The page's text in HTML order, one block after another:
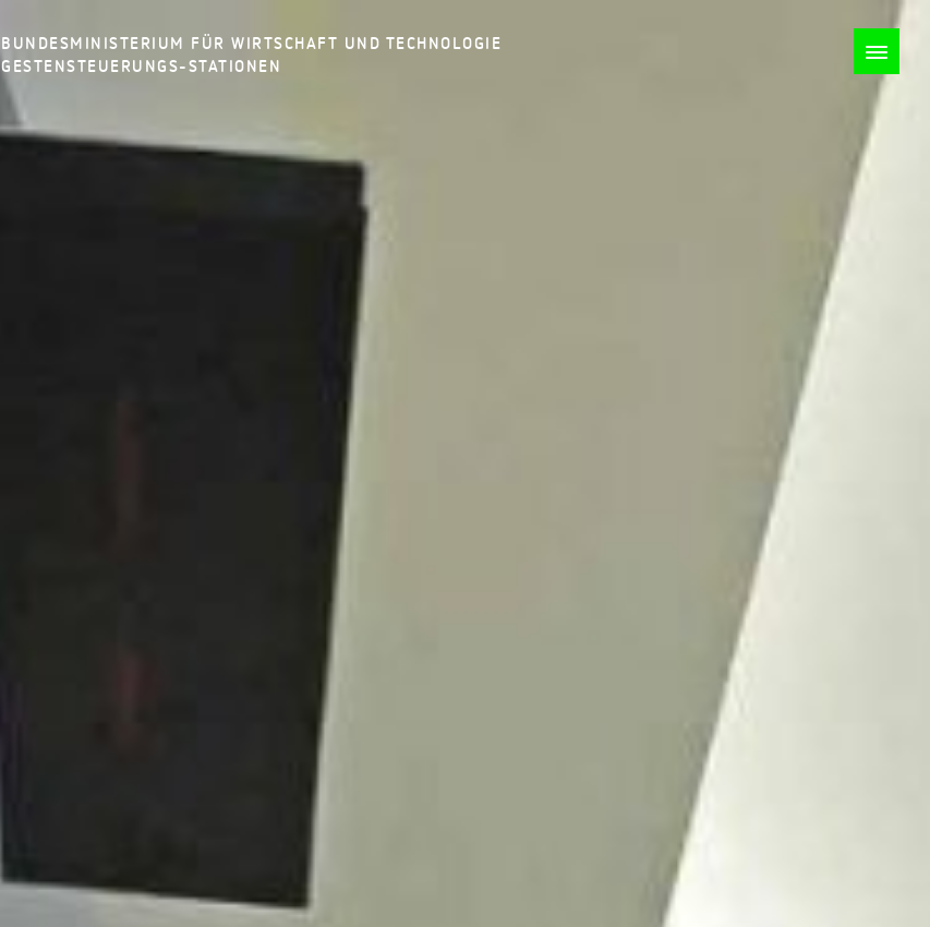
BUNDESMINISTERIUM FÜR WIRTSCHAFT UND TECHNOLOGIE
GESTENSTEUERUNGS-STATIONEN